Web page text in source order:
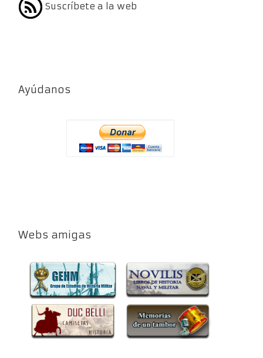
Suscríbete a la web
Ayúdanos
Webs amigas